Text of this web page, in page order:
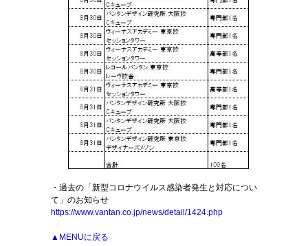
・過去の「新型コロナウイルス感染者発生と対応につい
て」のお知らせ
https://www.vantan.co.jp/news/detail/1424.php
▲MENUに戻る